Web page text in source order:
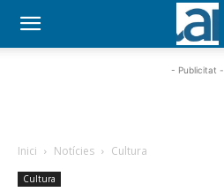
- Publicitat -
Inici Notícies Cultura
Cultura